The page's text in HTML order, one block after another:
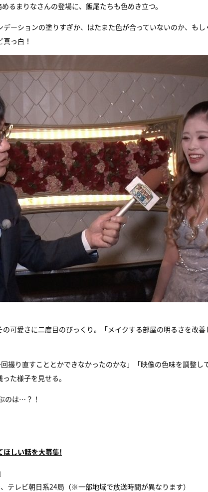
るまりなさんの登場に、飯尾たちも色めき立つ。
ーションの塗りすぎか、はたまた色が合っていないのか、も
っ白！
可愛さに二度目のびっくり。「メイクする部屋の明るさを改
撮り直すこととかできなかったのかな」「映像の色味を調整し
た様子を見せる。
のは…？！
しい話を大募集!
テレビ朝日系24局（※一部地域で放送時間が異なります）